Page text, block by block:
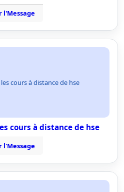
l'Message
cours à distance de hse
cours à distance de hse
l'Message